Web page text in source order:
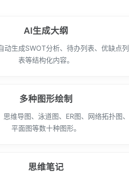
AI生成大纲
动生成SWOT分析、待办列表、优缺点列
表等结构化内容。
多种图形绘制
思维导图、泳道图、ER图、网络拓扑图、
平面图等数十种图形。
思维笔记